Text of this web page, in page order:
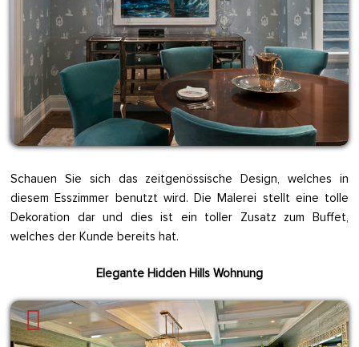
Schauen Sie sich das zeitgenössische Design, welches in
diesem Esszimmer benutzt wird. Die Malerei stellt eine tolle
Dekoration dar und dies ist ein toller Zusatz zum Buffet,
welches der Kunde bereits hat.
Elegante Hidden Hills Wohnung